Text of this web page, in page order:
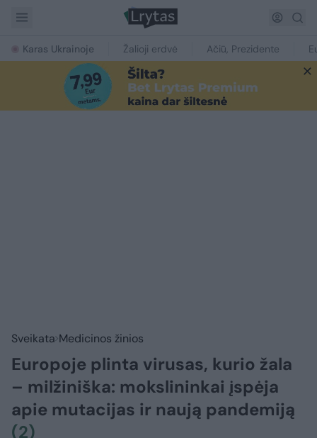
Karas Ukrainoje Žalioji erdvė Ačiū, Prezidente
Sveikata Medicinos žinios
Europoje plinta virusas, kurio žala
– milžiniška: mokslininkai įspėja
apie mutacijas ir naują pandemiją
(2)